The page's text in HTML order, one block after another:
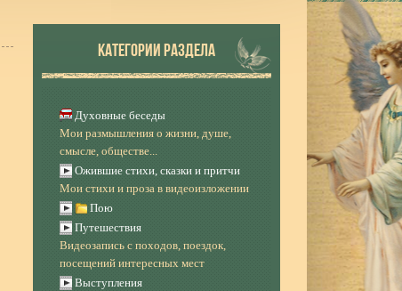
КАТЕГОРИИ РАЗДЕЛА
Духовные беседы
Мои размышления о жизни, душе,
смысле, обществе...
Ожившие стихи, сказки и притчи
Мои стихи и проза в видеоизложении
Пою
Путешествия
Видеозапись с походов, поездок,
посещений интересных мест
Выступления